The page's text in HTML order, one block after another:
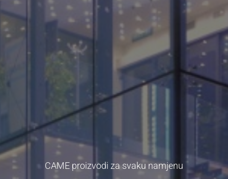
CAME proizvodi za svaku namjenu